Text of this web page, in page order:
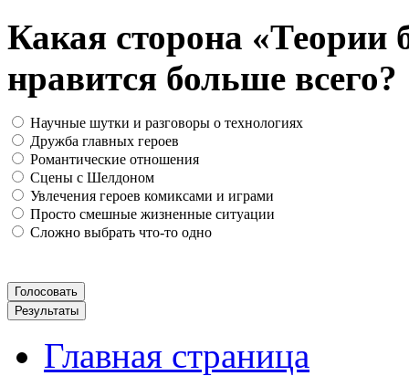
Какая сторона
нравится больше всего?
Научные шутки и разговоры о технологиях
Дружба главных героев
Романтические отношения
Сцены с Шелдоном
Увлечения героев комиксами и играми
Просто смешные жизненные ситуации
Сложно выбрать что-то одно
Главная страница